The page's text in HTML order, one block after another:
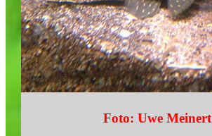
Foto: Uwe Meinert